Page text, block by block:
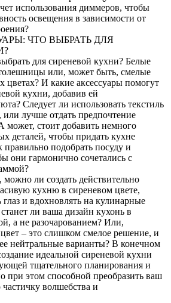
использования диммеров, чтобы
освещения в зависимости от
ЧТО ВЫБРАТЬ ДЛЯ
для сиреневой кухни? Белые
или, может быть, смелые
цветах? И какие аксессуары помогут
кухни, добавив ей
Следует ли использовать текстиль
лучше отдать предпочтение
стоит добавить немного
деталей, чтобы придать кухне
подобрать посуду и
они гармонично сочетались с
ли создать действительно
кухню в сиреневом цвете,
глаз и вдохновлять на кулинарные
ли ваша дизайн кухонь в
а не разочарованием? Или,
– это слишком смелое решение, и
нейтральные варианты? В конечном
идеальной сиреневой кухни
тщательного планирования и
при этом способной преобразить ваш
волшебства и